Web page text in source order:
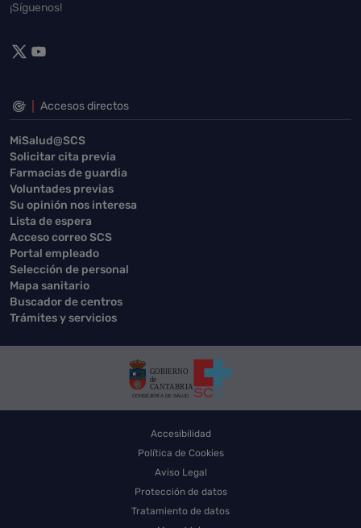
¡Síguenos!
Accesos directos
MiSalud@SCS
Solicitar cita previa
Farmacias de guardia
Voluntades previas
Su opinión nos interesa
Lista de espera
Acceso correo SCS
Portal empleado
Selección de personal
Mapa sanitario
Buscador de centros
Trámites y servicios
Accesibilidad
Política de Cookies
Aviso Legal
Protección de datos
Tratamiento de datos